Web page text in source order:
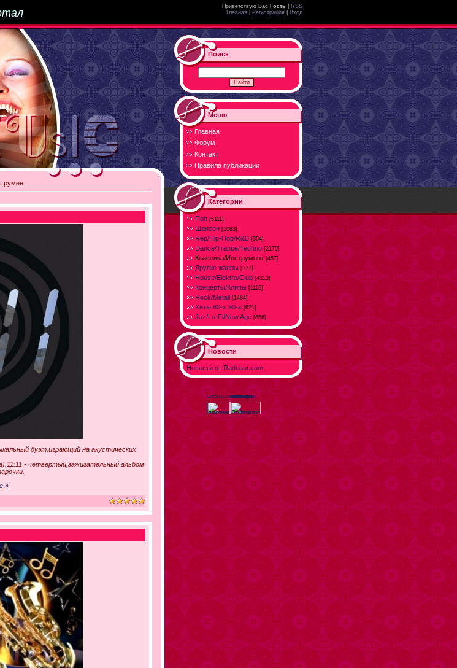
Приветствую Вас Гость
RSS
Главная
Регистрация Вход
дуэт,играющий на акустических
- четвёртый,зажигательный альбом
»
Поиск
Меню
Главная
Форум
Контакт
Правила публикации
Категории
Поп [5111]
Шансон [1083]
Rep/Hip-Hop/R&B [354]
Dance/Trance/Techno [2179]
Классика/Инструмент [457]
Другие жанры [777]
House/Elektro/Club [4313]
Концерты/Клипы [1116]
Rock/Metall [1484]
Хиты 80-х 90-х [621]
Jaz/Lo-Fi/New Age [856]
Новости
Новости от Radeant.com